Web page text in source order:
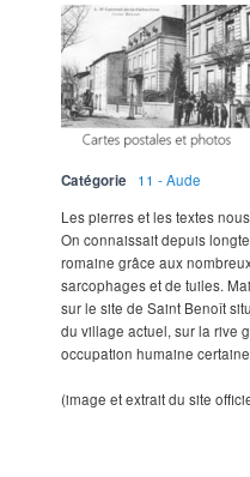
Catégorie
11 - Aude
Les pierres et les textes
On connaissait depuis
romaine grâce aux
sarcophages et de tuiles.
sur le site de Saint Benoît
du village actuel, sur la rive
occupation humaine
(image et extrait du site